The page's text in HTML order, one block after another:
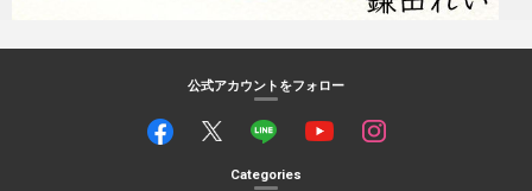
公式アカウントをフォロー
Categories